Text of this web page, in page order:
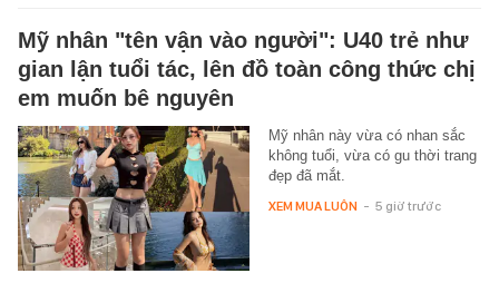
Mỹ nhân "tên vận vào người": U40 trẻ như
gian lận tuổi tác, lên đồ toàn công thức chị
em muốn bê nguyên
Mỹ nhân này vừa có nhan sắc
không tuổi, vừa có gu thời trang
đẹp đã mắt.
XEM MUA LUÔN - 5 giờ trước